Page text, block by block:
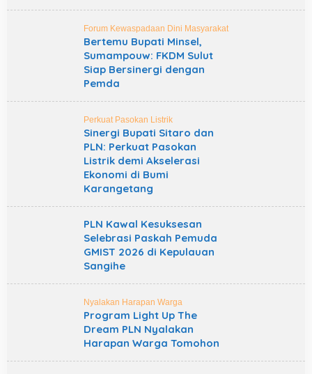
Forum Kewaspadaan Dini Masyarakat
Bertemu Bupati Minsel,
Sumampouw: FKDM Sulut
Siap Bersinergi dengan
Pemda
Perkuat Pasokan Listrik
Sinergi Bupati Sitaro dan
PLN: Perkuat Pasokan
Listrik demi Akselerasi
Ekonomi di Bumi
Karangetang
PLN Kawal Kesuksesan
Selebrasi Paskah Pemuda
GMIST 2026 di Kepulauan
Sangihe
Nyalakan Harapan Warga
Program Light Up The
Dream PLN Nyalakan
Harapan Warga Tomohon